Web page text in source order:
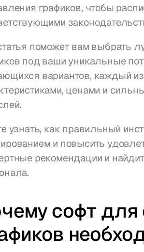
графиков, чтобы
поможет вам выбрать
под ваши уникальные
вариантов, каждый
ценами и
узнать, как правильный
и повысить
рекомендации и
софт для